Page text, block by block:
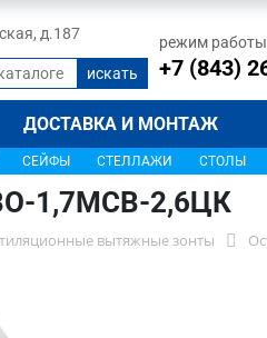
д.187 режим
+7 (843)
ДОСТАВКА И МОНТАЖ
СЕЙФЫ СТЕЛЛАЖИ СТОЛЫ
1,7МСВ-2,6ЦК
вытяжные зонты